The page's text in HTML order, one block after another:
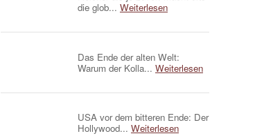
die glob... Weiterlesen
Das Ende der alten Welt:
Warum der Kolla... Weiterlesen
USA vor dem bitteren Ende: Der
Hollywood... Weiterlesen